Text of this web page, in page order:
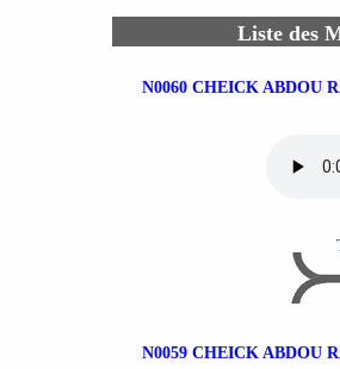
Liste des
N0060 CHEICK ABDOU
N0059 CHEICK ABDOU